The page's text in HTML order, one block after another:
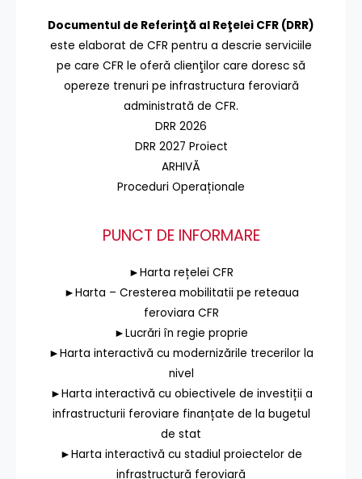
Documentul de Referinţă al Reţelei CFR (DRR)
este elaborat de CFR pentru a descrie serviciile
pe care CFR le oferă clienţilor care doresc să
opereze trenuri pe infrastructura feroviară
administrată de CFR.
DRR 2026
DRR 2027 Proiect
ARHIVĂ
Proceduri Operaționale
PUNCT DE INFORMARE
►Harta rețelei CFR
►Harta – Cresterea mobilitatii pe reteaua
feroviara CFR
►Lucrări în regie proprie
►Harta interactivă cu modernizările trecerilor la
nivel
►Harta interactivă cu obiectivele de investiții a
infrastructurii feroviare finanțate de la bugetul
de stat
►Harta interactivă cu stadiul proiectelor de
infrastructură feroviară